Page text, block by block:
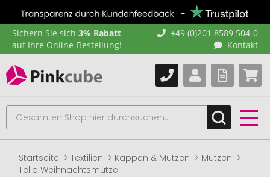
Sichern Sie sich 3% Rabatt
auf Ihre Online-Bestellung!
+49 (0)201 8589 504-0
Kontakt
Startseite Textilien Kappen & Mützen
Mützen
Telio Weihnachtsmütze